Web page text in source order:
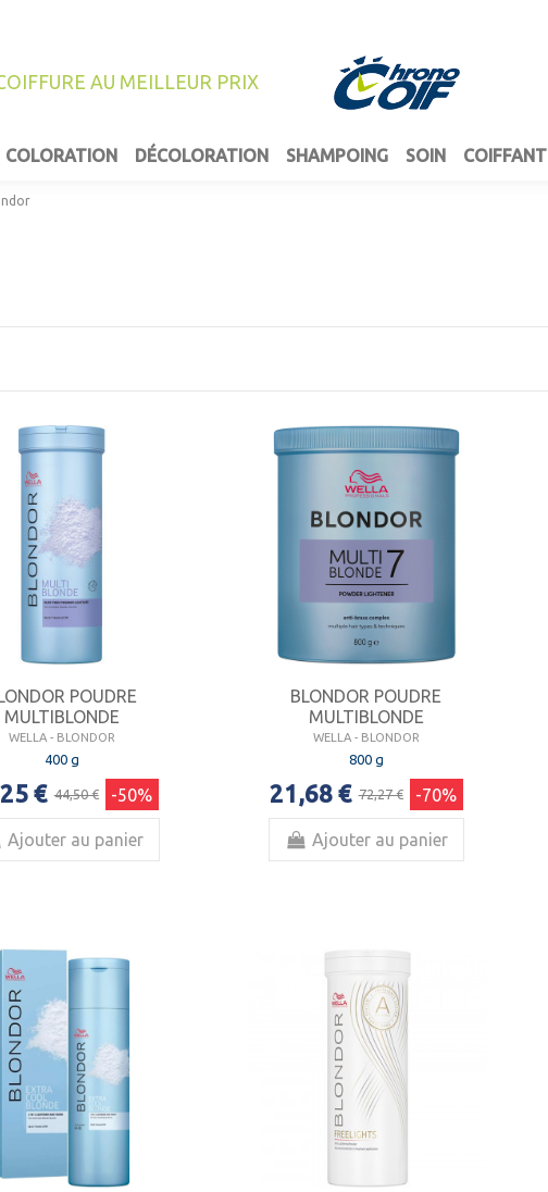
AU MEILLEUR PRIX
COLORATION DÉCOLORATION SHAMPOING SOIN COIFFANT
POUDRE
MULTIBLONDE
WELLA - BLONDOR
400 g
€ 44,50 € -50%
Ajouter au panier
BLONDOR POUDRE
MULTIBLONDE
WELLA - BLONDOR
800 g
21,68 € 72,27 € -70%
Ajouter au panier